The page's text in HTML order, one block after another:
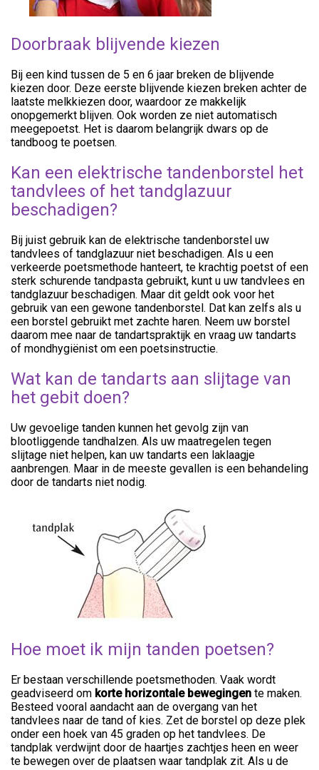
Doorbraak blijvende kiezen
Bij een kind tussen de 5 en 6 jaar breken de blijvende
kiezen door. Deze eerste blijvende kiezen breken achter de
laatste melkkiezen door, waardoor ze makkelijk
onopgemerkt blijven. Ook worden ze niet automatisch
meegepoetst. Het is daarom belangrijk dwars op de
tandboog te poetsen.
Kan een elektrische tandenborstel het
tandvlees of het tandglazuur
beschadigen?
Bij juist gebruik kan de elektrische tandenborstel uw
tandvlees of tandglazuur niet beschadigen. Als u een
verkeerde poetsmethode hanteert, te krachtig poetst of een
sterk schurende tandpasta gebruikt, kunt u uw tandvlees en
tandglazuur beschadigen. Maar dit geldt ook voor het
gebruik van een gewone tandenborstel. Dat kan zelfs als u
een borstel gebruikt met zachte haren. Neem uw borstel
daarom mee naar de tandartspraktijk en vraag uw tandarts
of mondhygiënist om een poetsinstructie.
Wat kan de tandarts aan slijtage van
het gebit doen?
Uw gevoelige tanden kunnen het gevolg zijn van
blootliggende tandhalzen. Als uw maatregelen tegen
slijtage niet helpen, kan uw tandarts een laklaagje
aanbrengen. Maar in de meeste gevallen is een behandeling
door de tandarts niet nodig.
Hoe moet ik mijn tanden poetsen?
Er bestaan verschillende poetsmethoden. Vaak wordt
geadviseerd om korte horizontale bewegingen te maken.
Besteed vooral aandacht aan de overgang van het
tandvlees naar de tand of kies. Zet de borstel op deze plek
onder een hoek van 45 graden op het tandvlees. De
tandplak verdwijnt door de haartjes zachtjes heen en weer
te bewegen over de plaatsen waar tandplak zit. Als u de